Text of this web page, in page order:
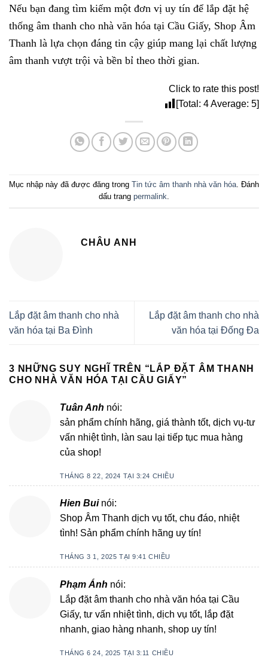
Nếu bạn đang tìm kiếm một đơn vị uy tín để lắp đặt hệ
thống âm thanh cho nhà văn hóa tại Cầu Giấy, Shop Âm
Thanh là lựa chọn đáng tin cậy giúp mang lại chất lượng
âm thanh vượt trội và bền bỉ theo thời gian.
Click to rate this post!
[Total: 4Average: 5]
Mục nhập này đã được đăng trong Tin tức âm thanh nhà văn hóa . Đánh
dấu trang permalink
CHÂU ANH
Lắp đặt âm thanh cho nhà
văn hóa tại Ba Đình
Lắp đặt âm thanh cho nhà
văn hóa tại Đống Đa
3 NHỮNG SUY NGHĨ TRÊN “ LẮP ĐẶT ÂM THANH
CHO NHÀ VĂN HÓA TẠI CẦU GIẤY”
Tuân Anh nói:
sản phẩm chính hãng, giá thành tốt, dịch vụ-tư
vấn nhiệt tình, làn sau lại tiếp tục mua hàng
của shop!
THÁNG 8 22, 2024 TẠI 3:24 CHIỀU
Hien Bui nói:
Shop Âm Thanh dịch vụ tốt, chu đáo, nhiệt
tình! Sản phẩm chính hãng uy tín!
THÁNG 3 1, 2025 TẠI 9:41 CHIỀU
Phạm Ánh nói:
Lắp đặt âm thanh cho nhà văn hóa tại Cầu
Giấy, tư vấn nhiệt tình, dịch vụ tốt, lắp đặt
nhanh, giao hàng nhanh, shop uy tín!
THÁNG 6 24, 2025 TẠI 3:11 CHIỀU